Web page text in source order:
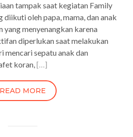
tampak saat kegiatan Family
diikuti oleh papa, mama, dan anak
yang menyenangkan karena
diperlukan saat melakukan
mencari sepatu anak dan
koran,[…]
READ MORE